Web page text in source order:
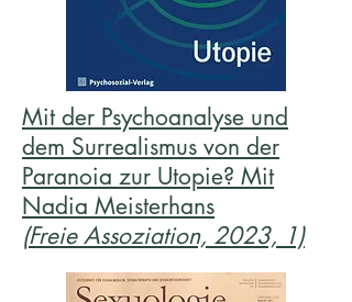
Mit der Psychoanalyse und
dem Surrealismus von der
Paranoia zur Utopie? Mit
Nadia Meisterhans
(Freie Assoziation, 2023, 1)